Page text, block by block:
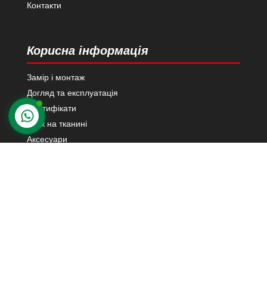
Контакти
Корисна інформація
Замір і монтаж
Догляд та експлуатація
Сертифікати
Друк на тканині
Аксесуари